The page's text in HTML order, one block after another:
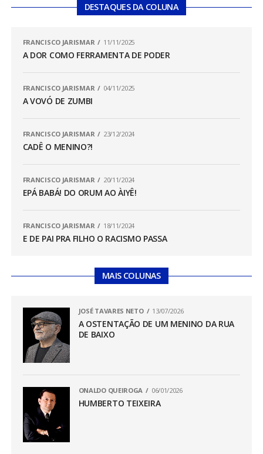
DESTAQUES DA COLUNA
FRANCISCO JARISMAR 11/11/2025
A DOR COMO FERRAMENTA DE PODER
FRANCISCO JARISMAR 04/11/2025
A VOVÓ DE ZUMBI
FRANCISCO JARISMAR 23/12/2024
CADÊ O MENINO?!
FRANCISCO JARISMAR 20/11/2024
EPÁ BABÁ! DO ORUM AO ÀIYÊ!
FRANCISCO JARISMAR 18/11/2024
E DE PAI PRA FILHO O RACISMO PASSA
MAIS COLUNAS
JOSÉ TAVARES NETO 13/07/2026
A OSTENTAÇÃO DE UM MENINO DA RUA
DE BAIXO
ONALDO QUEIROGA 06/01/2026
HUMBERTO TEIXEIRA